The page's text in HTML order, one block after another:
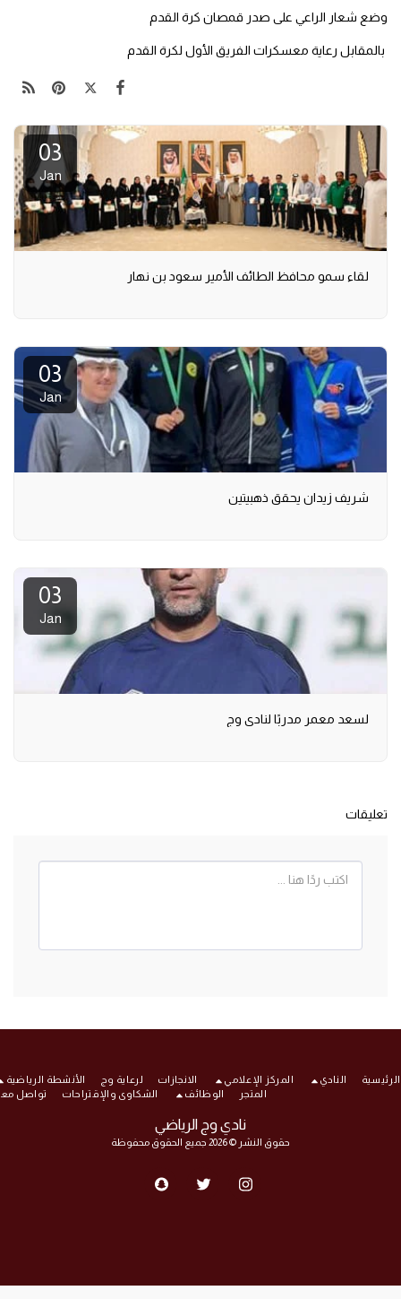
وضع شعار الراعي على صدر قمصان كرة القدم
بالمقابل رعاية معسكرات الفريق الأول لكرة القدم
03
Jan
لقاء سمو محافظ الطائف الأمير سعود بن نهار
03
Jan
شريف زيدان يحقق ذهبيتين
03
Jan
لسعد معمر مدربًا لنادي وج
تعليقات
نادي وج الرياضي
حقوق النشر © 2026 جميع الحقوق محفوظة
النادي المركز الإعلامي الانجازات لرعاية وج
الأنشطة الرياضية
المتجر
الوظائف الشكاوى والإقتراحات تواصل معنا